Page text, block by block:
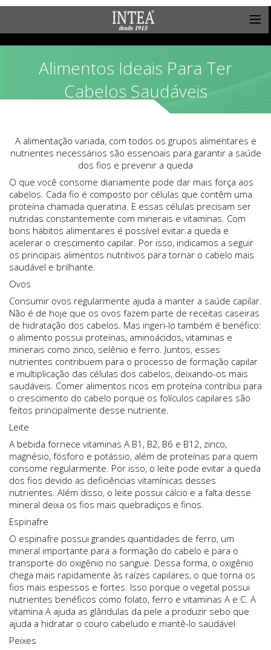
Alimentos Ideais Para Ter
Cabelos Saudáveis
A alimentação variada, com todos os grupos alimentares e
nutrientes necessários são essenciais para garantir a saúde
dos fios e prevenir a queda
O que você consome diariamente pode dar mais força aos
cabelos. Cada fio é composto por células que contêm uma
proteína chamada queratina. E essas células precisam ser
nutridas constantemente com minerais e vitaminas. Com
bons hábitos alimentares é possível evitar a queda e
acelerar o crescimento capilar. Por isso, indicamos a seguir
os principais alimentos nutritivos para tornar o cabelo mais
saudável e brilhante.
Ovos
Consumir ovos regularmente ajuda a manter a saúde capilar.
Não é de hoje que os ovos fazem parte de receitas caseiras
de hidratação dos cabelos. Mas ingeri-lo também é benéfico:
o alimento possui proteínas, aminoácidos, vitaminas e
minerais como zinco, selênio e ferro. Juntos, esses
nutrientes contribuem para o processo de formação capilar
e multiplicação das células dos cabelos, deixando-os mais
saudáveis. Comer alimentos ricos em proteína contribui para
o crescimento do cabelo porque os folículos capilares são
feitos principalmente desse nutriente.
Leite
A bebida fornece vitaminas A B1, B2, B6 e B12, zinco,
magnésio, fósforo e potássio, além de proteínas para quem
consome regularmente. Por isso, o leite pode evitar a queda
dos fios devido as deficiências vitamínicas desses
nutrientes. Além disso, o leite possui cálcio e a falta desse
mineral deixa os fios mais quebradiços e finos.
Espinafre
O espinafre possui grandes quantidades de ferro, um
mineral importante para a formação do cabelo e para o
transporte do oxigênio no sangue. Dessa forma, o oxigênio
chega mais rapidamente às raízes capilares, o que torna os
fios mais espessos e fortes. Isso porque o vegetal possui
nutrientes benéficos como folato, ferro e vitaminas A e C. A
vitamina A ajuda as glândulas da pele a produzir sebo que
ajuda a hidratar o couro cabeludo e mantê-lo saudável
Peixes